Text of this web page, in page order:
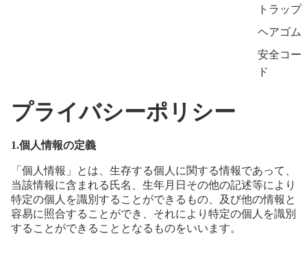
トラップ
ヘアゴム
安全コー
ド
プライバシーポリシー
1.個人情報の定義
「個人情報」とは、生存する個人に関する情報であって、
当該情報に含まれる氏名、生年月日その他の記述等により
特定の個人を識別することができるもの、及び他の情報と
容易に照合することができ、それにより特定の個人を識別
することができることとなるものをいいます。